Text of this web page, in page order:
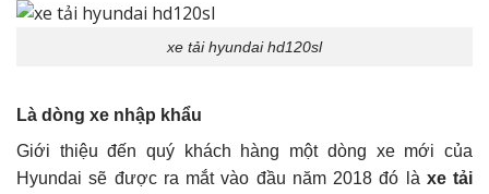
xe tải hyundai hd120sl
Là dòng xe nhập khẩu
Giới thiệu đến quý khách hàng một dòng xe mới của
Hyundai sẽ được ra mắt vào đầu năm 2018 đó là xe tải